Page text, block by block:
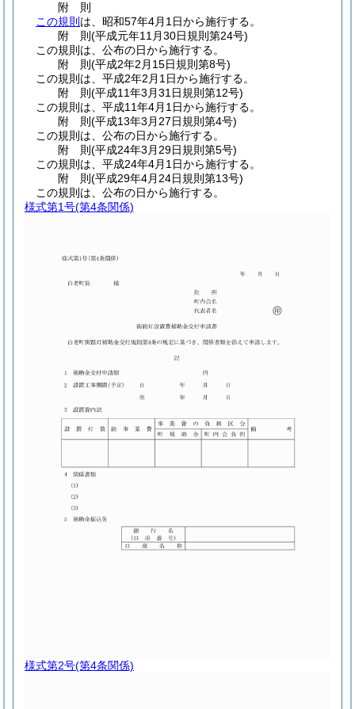
附 則
この規則 は、昭和57年4月1日から施行する。
附 則(平成元年11月30日規則第24号)
この規則は、公布の日から施行する。
附 則(平成2年2月15日規則第8号)
この規則は、平成2年2月1日から施行する。
附 則(平成11年3月31日規則第12号)
この規則は、平成11年4月1日から施行する。
附 則(平成13年3月27日規則第4号)
この規則は、公布の日から施行する。
附 則(平成24年3月29日規則第5号)
この規則は、平成24年4月1日から施行する。
附 則(平成29年4月24日規則第13号)
この規則は、公布の日から施行する。
様式第1号(第4条関係)
様式第2号(第4条関係)